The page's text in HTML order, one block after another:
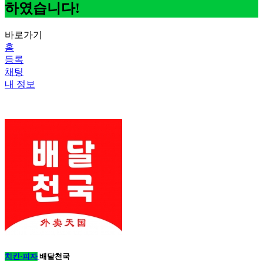
하였습니다!
바로가기
홈
등록
채팅
내 정보
치킨·피자 배달천국